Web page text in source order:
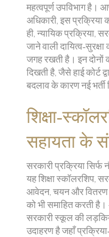
महत्वपूर्ण उपविभाग है।
अधिकारी, इस प्रक्रिया
ही, न्यायिक प्रक्रिया,
जाने वाली
जगह रखती है। इन दोनों
दिखती है, जैसे हाई कोर्ट
बदलाव के कारण नई भर्ती
सहायता के
सरकारी प्रक्रिया सिर्फ
यहशिक्षा स्कॉलरशिप,
आवेदन, चयन और वितरण
को भी समाहित करती
सरकारी स्कूल की
उदाहरण है जहाँ